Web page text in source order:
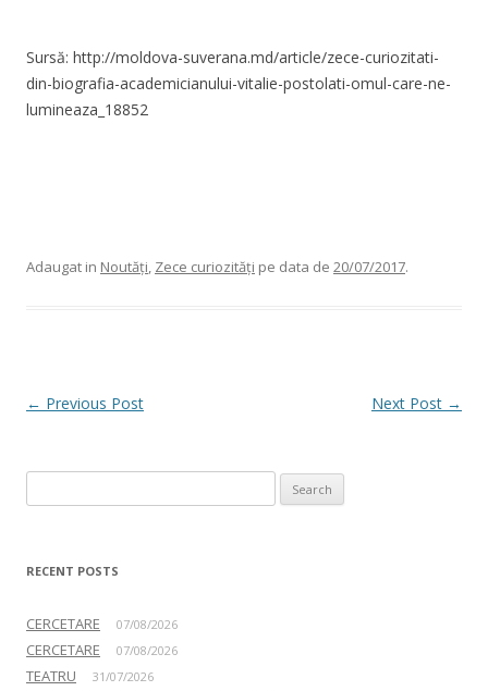
Sursă: http://moldova-suverana.md/article/zece-curiozitati-
din-biografia-academicianului-vitalie-postolati-omul-care-ne-
lumineaza_18852
Adaugat in Noutăți, Zece curiozități pe data de 20/07/2017.
Post navigation
← Previous Post Next Post →
RECENT POSTS
CERCETARE 07/08/2026
CERCETARE 07/08/2026
TEATRU 31/07/2026